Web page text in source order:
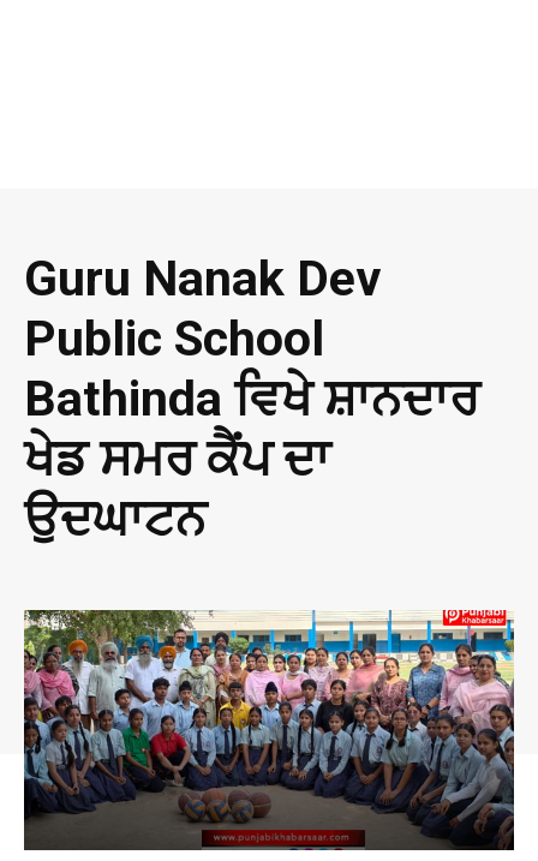
Guru Nanak Dev
Public School
Bathinda ਵਿਖੇ ਸ਼ਾਨਦਾਰ
ਖੇਡ ਸਮਰ ਕੈਂਪ ਦਾ
ਉਦਘਾਟਨ